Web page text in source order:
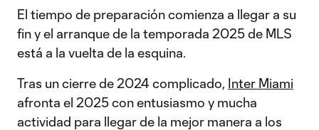
El tiempo de preparación comienza a llegar a su
fin y el arranque de la temporada 2025 de MLS
está a la vuelta de la esquina.
Tras un cierre de 2024 complicado, Inter Miami
afronta el 2025 con entusiasmo y mucha
actividad para llegar de la mejor manera a los